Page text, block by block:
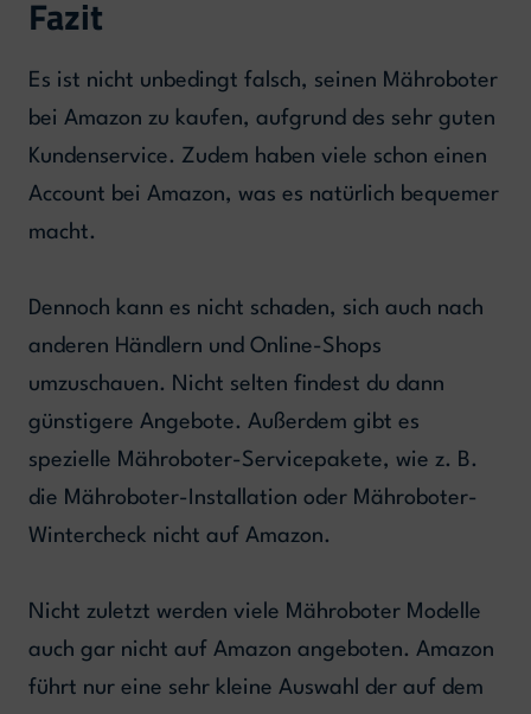
Fazit
Es ist nicht unbedingt falsch, seinen Mähroboter
bei Amazon zu kaufen, aufgrund des sehr guten
Kundenservice. Zudem haben viele schon einen
Account bei Amazon, was es natürlich bequemer
macht.
Dennoch kann es nicht schaden, sich auch nach
anderen Händlern und Online-Shops
umzuschauen. Nicht selten findest du dann
günstigere Angebote. Außerdem gibt es
spezielle Mähroboter-Servicepakete, wie z. B.
die Mähroboter-Installation oder Mähroboter-
Wintercheck nicht auf Amazon.
Nicht zuletzt werden viele Mähroboter Modelle
auch gar nicht auf Amazon angeboten. Amazon
führt nur eine sehr kleine Auswahl der auf dem